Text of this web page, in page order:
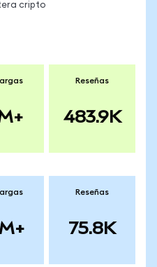
cripto
Reseñas
483.9K
Reseñas
75.8K